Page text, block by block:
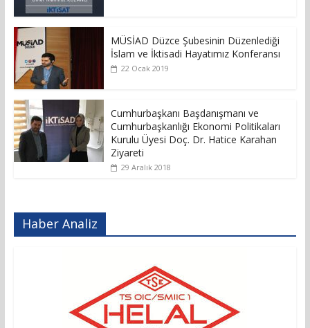
MÜSİAD Düzce Şubesinin Düzenlediği
İslam ve İktisadi Hayatımız Konferansı
22 Ocak 2019
Cumhurbaşkanı Başdanışmanı ve
Cumhurbaşkanlığı Ekonomi Politikaları
Kurulu Üyesi Doç. Dr. Hatice Karahan
Ziyareti
29 Aralık 2018
Haber Analiz